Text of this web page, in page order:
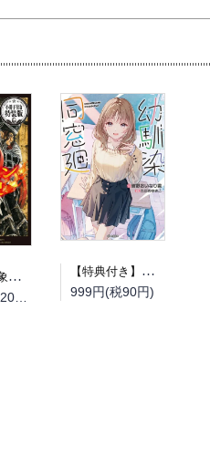
（フェア対象商品）【予約】【特典付き】オルクセン王国史~野蛮なオークの国は、如何にして平和なエルフの国を焼き払うに至ったか~ 7 小冊子付き特装版（08/12頃発送予定）
【特典付き】幼馴染同窓廻
999円(税90円)